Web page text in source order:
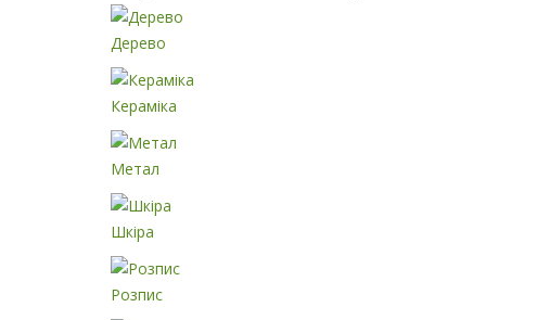
Дерево
Кераміка
Метал
Шкіра
Розпис